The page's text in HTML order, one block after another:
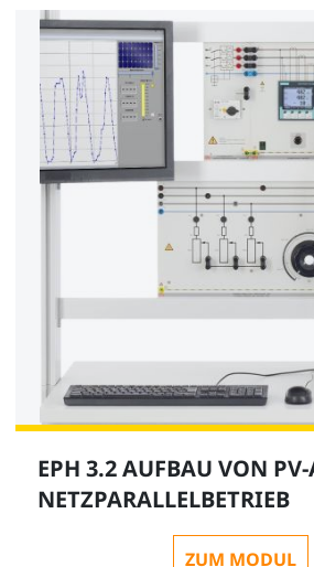
EPH 3.2 AUFBAU VON
NETZPARALLELBETRIEB
ZUM MODUL